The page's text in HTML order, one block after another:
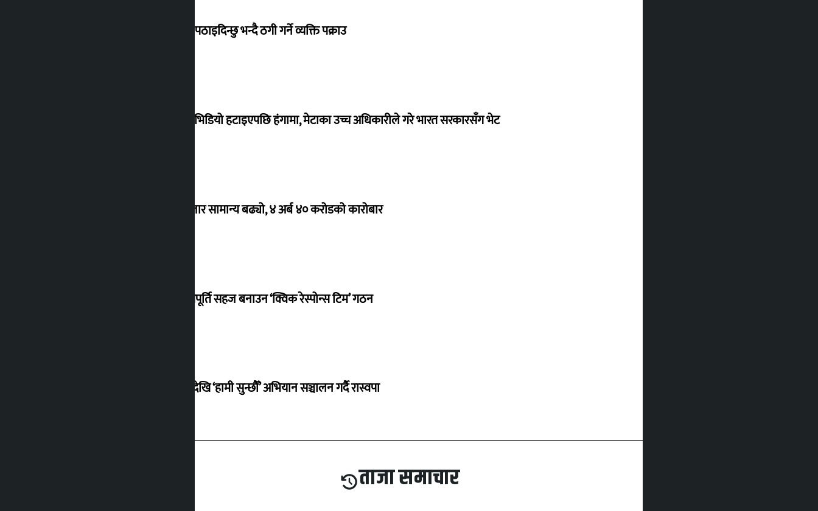
बेलायत पठाइदिन्छु भन्दै ठगी गर्ने व्यक्ति पक्राउ
मोदीको भिडियो हटाइएपछि हंगामा, मेटाका उच्च अधिकारीले गरे भारत सरकारसँग भेट
शेयर बजार सामान्य बढ्यो, ४ अर्ब ४० करोडको कारोबार
ग्याँस आपूर्ति सहज बनाउन ‘क्विक रेस्पोन्स टिम’ गठन
सोमबारदेखि ‘हामी सुन्छौँ’ अभियान सञ्चालन गर्दै रास्वपा
ताजा समाचार